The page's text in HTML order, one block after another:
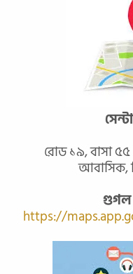
রোড ১৯, বাসা
আবাসিক,
গুগল
https://